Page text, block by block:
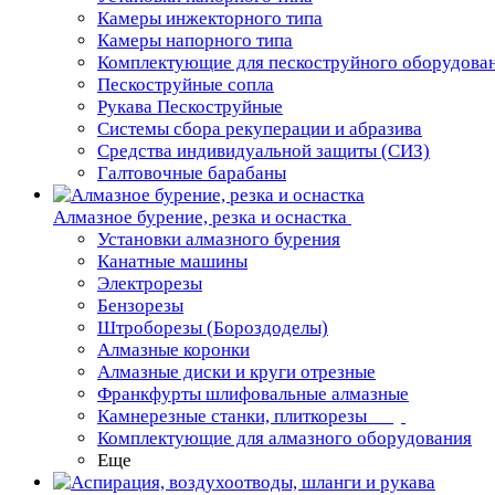
Камеры инжекторного типа
Камеры напорного типа
Комплектующие для пескоструйного
Пескоструйные сопла
Рукава Пескоструйные
Системы сбора рекуперации и абразива
Средства индивидуальной защиты (СИЗ)
Галтовочные барабаны
Алмазное бурение, резка и оснастка
Установки алмазного бурения
Канатные машины
Электрорезы
Бензорезы
Штроборезы (Бороздоделы)
Алмазные коронки
Алмазные диски и круги отрезные
Франкфурты шлифовальные алмазные
Камнерезные станки, плиткорезы
Комплектующие для алмазного оборудования
Еще